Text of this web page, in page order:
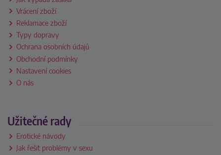
Vrácení zboží
Reklamace zboží
Typy dopravy
Ochrana osobních údajů
Obchodní podmínky
Nastavení cookies
O nás
Užitečné rady
Erotické návody
Jak řešit problémy v sexu